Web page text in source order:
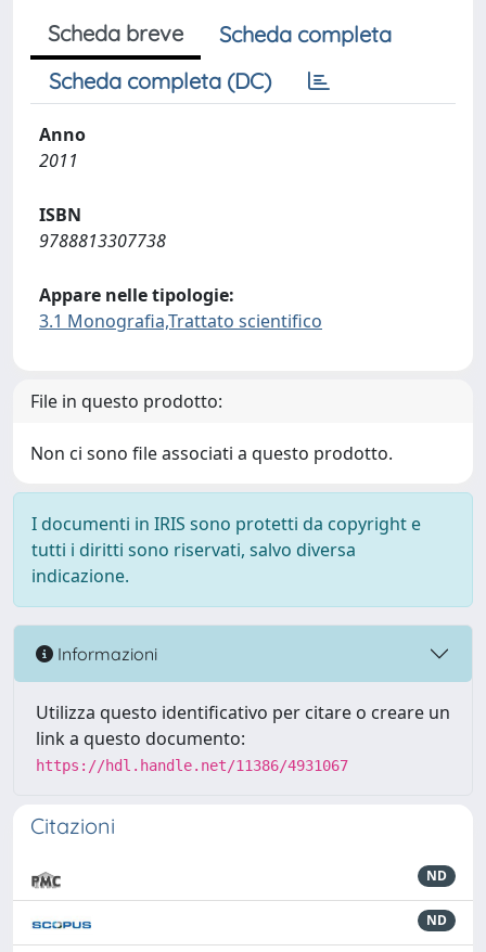
Scheda breve
Scheda completa
Scheda completa (DC)
Anno
2011
ISBN
9788813307738
Appare nelle tipologie:
3.1 Monografia,Trattato scientifico
File in questo prodotto:
Non ci sono file associati a questo prodotto.
I documenti in IRIS sono protetti da copyright e
tutti i diritti sono riservati, salvo diversa
indicazione.
Informazioni
Utilizza questo identificativo per citare o creare un
link a questo documento:
https://hdl.handle.net/11386/4931067
Citazioni
ND
ND